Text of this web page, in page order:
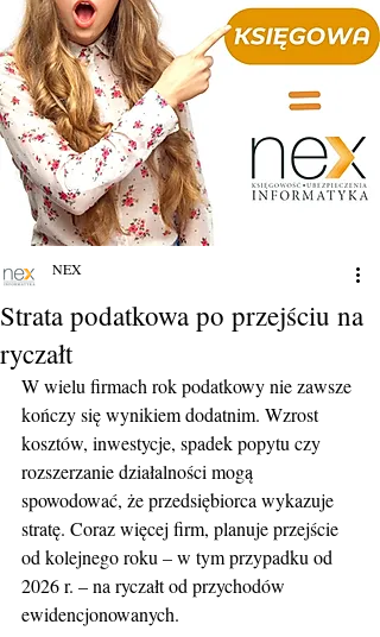
Strata podatkowa po przejściu na
ryczałt
NEX
W wielu firmach rok podatkowy nie zawsze
kończy się wynikiem dodatnim. Wzrost
kosztów, inwestycje, spadek popytu czy
rozszerzanie działalności mogą
spowodować, że przedsiębiorca wykazuje
stratę. Coraz więcej firm, planuje przejście
od kolejnego roku – w tym przypadku od
2026 r. – na ryczałt od przychodów
ewidencjonowanych.